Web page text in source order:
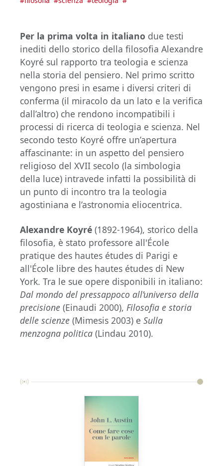
Per la prima volta in italiano due testi
inediti dello storico della filosofia Alexandre
Koyré sul rapporto tra teologia e scienza
nella storia del pensiero. Nel primo scritto
vengono presi in esame i diversi criteri di
conferma (il miracolo da un lato e la verifica
dall’altro) che rendono incompatibili i
processi di ricerca di teologia e scienza. Nel
secondo testo Koyré offre un’apertura
affascinante: in un aspetto del pensiero
religioso del XVII secolo (la simbologia
della luce) intravede infatti la possibilità di
un punto di incontro tra la teologia
agostiniana e l’astronomia eliocentrica.
Alexandre Koyré (1892-1964), storico della
filosofia, è stato professore all'École
pratique des hautes études di Parigi e
all'École libre des hautes études di New
York. Tra le sue opere disponibili in italiano:
Dal mondo del pressappoco all’universo della
precisione (Einaudi 2000), Filosofia e storia
delle scienze (Mimesis 2003) e Sulla
menzogna politica (Lindau 2010).